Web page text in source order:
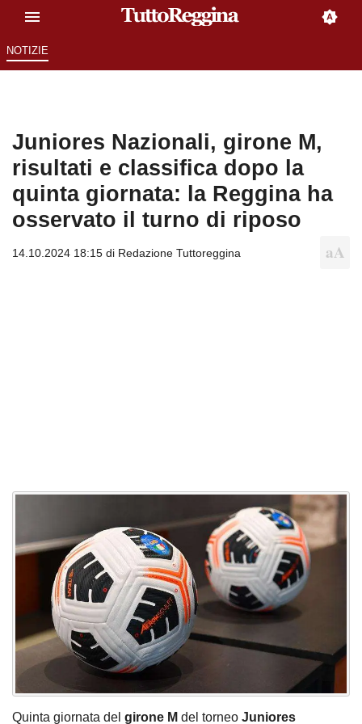
NOTIZIE
Juniores Nazionali, girone M,
risultati e classifica dopo la
quinta giornata: la Reggina ha
osservato il turno di riposo
14.10.2024 18:15 di Redazione Tuttoreggina
Quinta giornata del girone M del torneo Juniores